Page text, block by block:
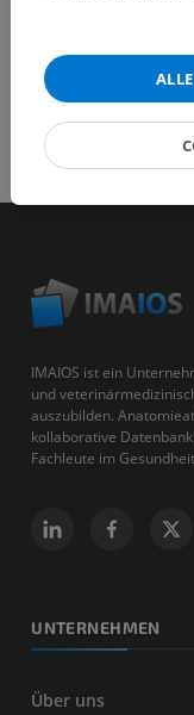
IMAIOS ist ein
und
auszubilden.
kollaborative
Fachleute im
UNTERNEHMEN
Über uns